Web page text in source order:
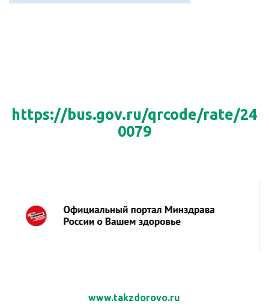
https://bus.gov.ru/qrcode/rate/24
0079
www.takzdorovo.ru